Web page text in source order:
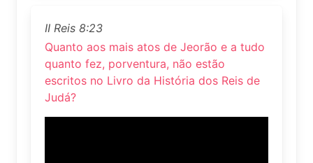
II Reis 8:23
Quanto aos mais atos de Jeorão e a tudo
quanto fez, porventura, não estão
escritos no Livro da História dos Reis de
Judá?